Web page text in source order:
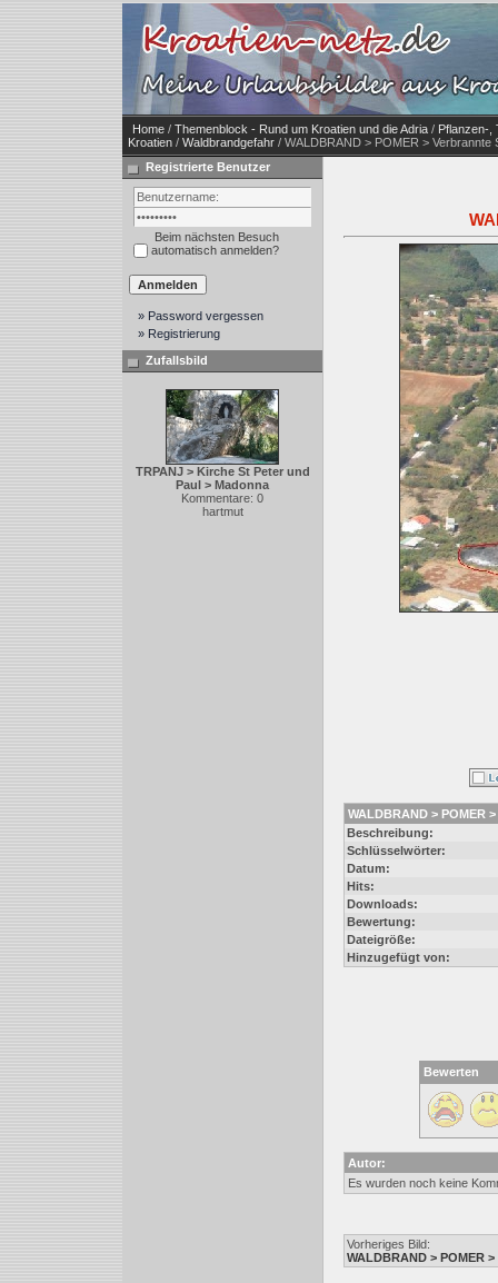
Home / Themenblock - Rund um Kroatien und die Adria / Pflanzen-,
Kroatien / Waldbrandgefahr / WALDBRAND > POMER > Verbrannte
Registrierte Benutzer
Beim nächsten Besuch
automatisch anmelden?
» Password vergessen
» Registrierung
Zufallsbild
TRPANJ > Kirche St Peter und
Paul > Madonna
Kommentare: 0
hartmut
WALDBRAND > POMER
Beschreibung:
Schlüsselwörter:
Datum:
Hits:
Downloads:
Bewertung:
Dateigröße:
Hinzugefügt von:
Bewerten
Autor:
Es wurden noch keine
Vorheriges Bild:
WALDBRAND > POMER